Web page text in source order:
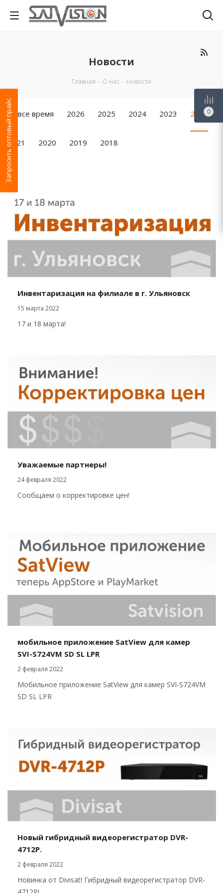
Новости
Главная - О нас - Новости
За все время 2026 2025 2024 2023 2022
2021 2020 2019 2018
Инвентаризация на филиале в г. Ульяновск
15 марта 2022
17 и 18 марта!
Уважаемые партнеры!
24 февраля 2022
Сообщаем о корректировке цен!
мобильное приложение SatView для камер
SVI-S724VM SD SL LPR
2 февраля 2022
Мобильное приложение SatView для камер SVI-S724VM
SD SL LPR
Новый гибридный видеорегистратор DVR-
4712P.
2 февраля 2022
Новинка от Divisat! Гибридный видеорегистратор DVR-
Запросить оптовый прайс 0